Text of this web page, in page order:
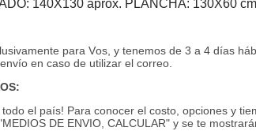
140X130 aprox. PLANCHA: 130X60 cm
para Vos, y tenemos de 3 a 4 días
en caso de utilizar el correo.
todo el país! Para conocer el costo, opciones y
DE ENVIO, CALCULAR" y se te